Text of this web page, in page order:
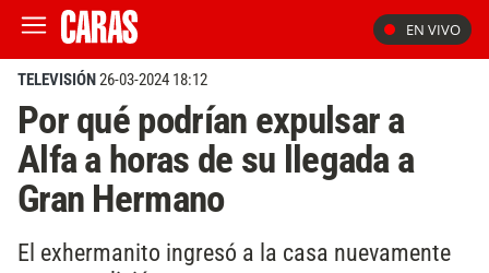
EN VIVO
TELEVISIÓN26-03-2024 18:12
Por qué podrían expulsar a
Alfa a horas de su llegada a
Gran Hermano
El exhermanito ingresó a la casa nuevamente